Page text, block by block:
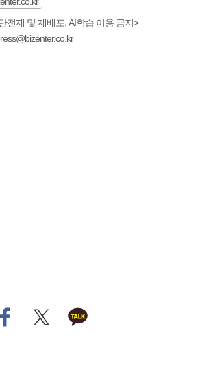
재 및 재배포, AI학습 이용 금지>